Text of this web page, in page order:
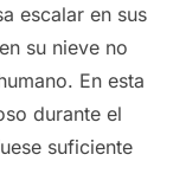
escalar en sus
su nieve no
En esta
durante el
suficiente